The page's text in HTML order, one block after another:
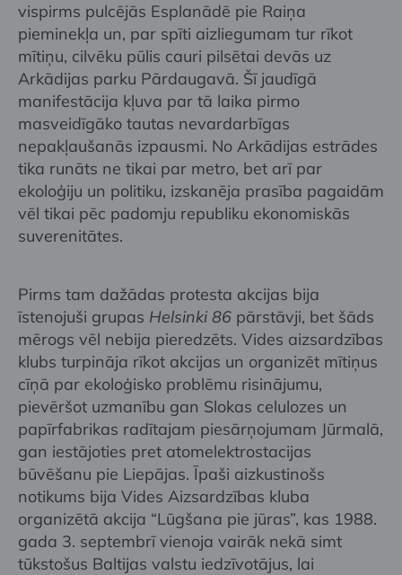
vispirms pulcējās Esplanādē pie Raiņa
pieminekļa un, par spīti aizliegumam tur rīkot
mītiņu, cilvēku pūlis cauri pilsētai devās uz
Arkādijas parku Pārdaugavā. Šī jaudīgā
manifestācija kļuva par tā laika pirmo
masveidīgāko tautas nevardarbīgas
nepakļaušanās izpausmi. No Arkādijas estrādes
tika runāts ne tikai par metro, bet arī par
ekoloģiju un politiku, izskanēja prasība pagaidām
vēl tikai pēc padomju republiku ekonomiskās
suverenitātes.
Pirms tam dažādas protesta akcijas bija
īstenojuši grupas Helsinki 86 pārstāvji, bet šāds
mērogs vēl nebija pieredzēts. Vides aizsardzības
klubs turpināja rīkot akcijas un organizēt mītiņus
cīņā par ekoloģisko problēmu risinājumu,
pievēršot uzmanību gan Slokas celulozes un
papīrfabrikas radītajam piesārņojumam Jūrmalā,
gan iestājoties pret atomelektrostacijas
būvēšanu pie Liepājas. Īpaši aizkustinošs
notikums bija Vides Aizsardzības kluba
organizētā akcija “Lūgšana pie jūras”, kas 1988.
gada 3. septembrī vienoja vairāk nekā simt
tūkstošus Baltijas valstu iedzīvotājus, lai